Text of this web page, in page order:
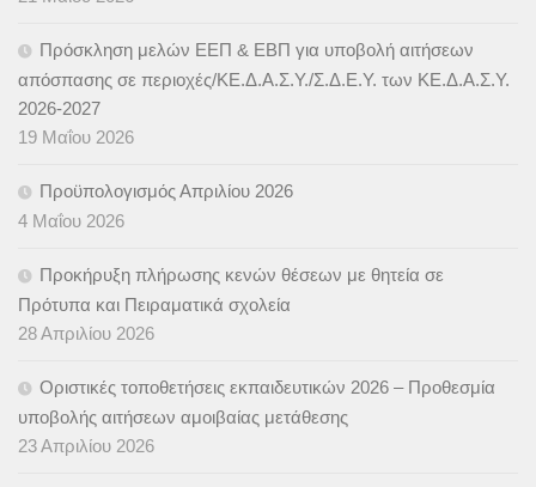
Πρόσκληση μελών ΕΕΠ & ΕΒΠ για υποβολή αιτήσεων
απόσπασης σε περιοχές/ΚΕ.Δ.Α.Σ.Υ./Σ.Δ.Ε.Υ. των ΚΕ.Δ.Α.Σ.Υ.
2026-2027
19 Μαΐου 2026
Προϋπολογισμός Απριλίου 2026
4 Μαΐου 2026
Προκήρυξη πλήρωσης κενών θέσεων με θητεία σε
Πρότυπα και Πειραματικά σχολεία
28 Απριλίου 2026
Οριστικές τοποθετήσεις εκπαιδευτικών 2026 – Προθεσμία
υποβολής αιτήσεων αμοιβαίας μετάθεσης
23 Απριλίου 2026